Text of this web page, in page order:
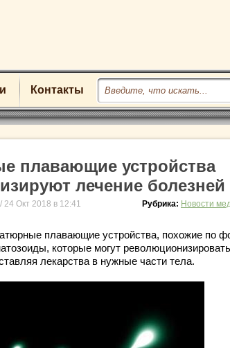
Контакты
плавающие устройства
лечение болезней
/ 24 Окт 2018 в 12:41 Рубрика: Новости
плавающие устройства, похожие по
которые могут революционизировать
лекарства в нужные части тела.